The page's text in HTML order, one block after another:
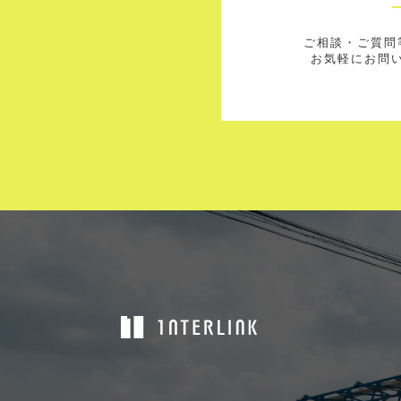
ご相談・ご質
お気軽にお問